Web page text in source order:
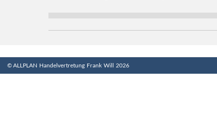
© ALLPLAN Handelvertretung Frank Will 2026